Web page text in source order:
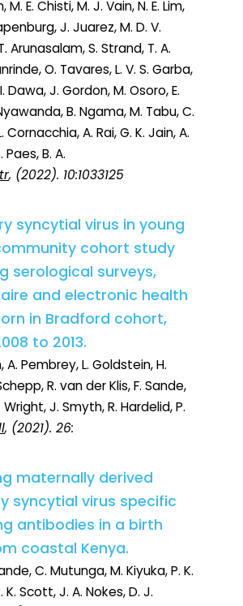
M. E. Chisti, M. J. Vain, N. E. Lim,
J. Juarez, M. D. V.
Arunasalam, S. Strand, T. A.
O. Tavares, L. V. S. Garba,
Dawa, J. Gordon, M. Osoro, E.
B. Ngama, M. Tabu, C.
Cornacchia, A. Rai, G. K. Jain, A.
Paes, B. A.
, (2022). 10:1033125
syncytial virus in young
cohort study
serological surveys,
and electronic health
in Bradford cohort,
to 2013.
A. Pembrey, L. Goldstein, H.
R. van der Klis, F. Sande,
J. Smyth, R. Hardelid, P.
, (2021). 26:
maternally derived
syncytial virus specific
antibodies in a birth
coastal Kenya.
C. Mutunga, M. Kiyuka, P. K.
K. Scott, J. A. Nokes, D. J.